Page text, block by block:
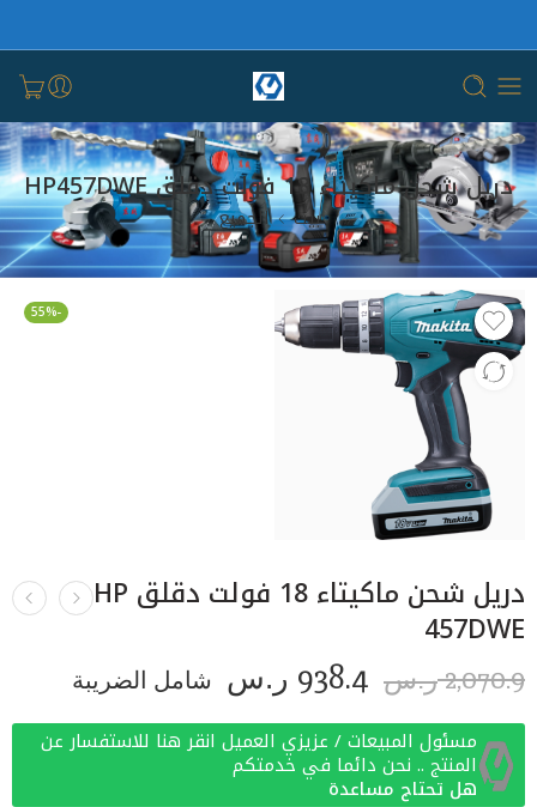
دريل شحن ماكيتاء 18 فولت دقلق HP457DWE
بيت الجميع
-55%
دريل شحن ماكيتاء 18 فولت دقلق HP
457DWE
2,070.9 ر.س 938.4 ر.س شامل الضريبة
مسئول المبيعات / عزيزي العميل انقر هنا للاستفسار عن
المنتج .. نحن دائما في خدمتكم
هل تحتاج مساعدة